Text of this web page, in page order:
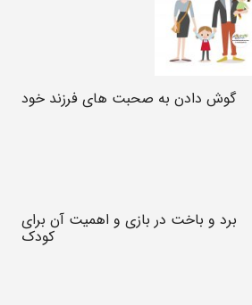
گوش دادن به صحبت های فرزند خود
برد و باخت در بازی و اهمیت آن برای
کودک